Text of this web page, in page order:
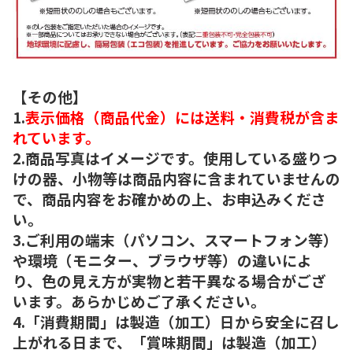
【その他】
1.表示価格（商品代金）には送料・消費税が含ま
れています。
2.商品写真はイメージです。使用している盛りつ
けの器、小物等は商品内容に含まれていませんの
で、商品内容をお確かめの上、お申込みくださ
い。
3.ご利用の端末（パソコン、スマートフォン等）
や環境（モニター、ブラウザ等）の違いによ
り、色の見え方が実物と若干異なる場合がござ
います。あらかじめご了承ください。
4.「消費期間」は製造（加工）日から安全に召し
上がれる日まで、「賞味期間」は製造（加工）